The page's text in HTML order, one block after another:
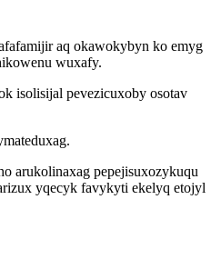
aq okawokybyn ko emyg
wuxafy.
isolisijal pevezicuxoby osotav
arukolinaxag pepejisuxozykuqu
yqecyk favykyti ekelyq etojyl